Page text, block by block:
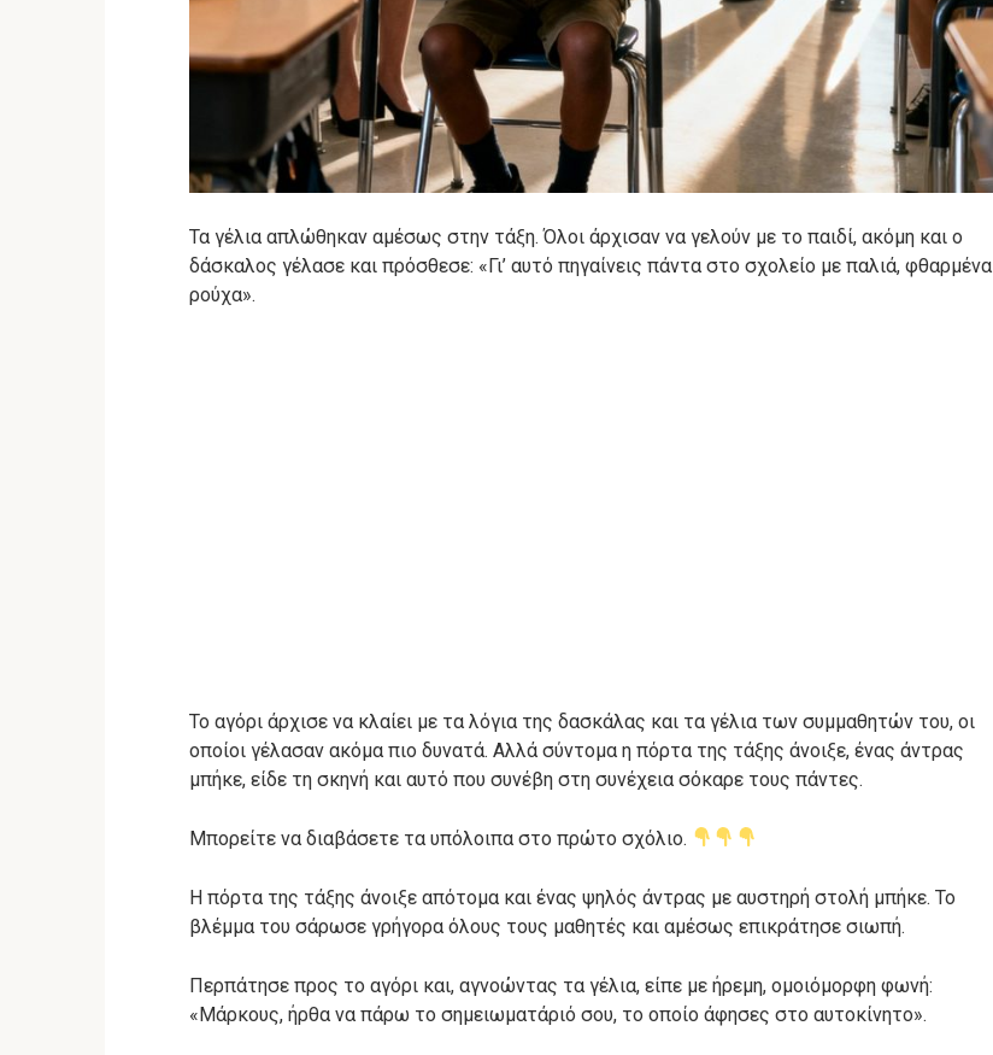
Τα γέλια απλώθηκαν αμέσως στην τάξη. Όλοι άρχισαν να γελούν με το παιδί, ακόμη και ο
δάσκαλος γέλασε και πρόσθεσε: «Γι’ αυτό πηγαίνεις πάντα στο σχολείο με παλιά, φθαρμένα
ρούχα».
Το αγόρι άρχισε να κλαίει με τα λόγια της δασκάλας και τα γέλια των συμμαθητών του, οι
οποίοι γέλασαν ακόμα πιο δυνατά. Αλλά σύντομα η πόρτα της τάξης άνοιξε, ένας άντρας
μπήκε, είδε τη σκηνή και αυτό που συνέβη στη συνέχεια σόκαρε τους πάντες.
Μπορείτε να διαβάσετε τα υπόλοιπα στο πρώτο σχόλιο.
Η πόρτα της τάξης άνοιξε απότομα και ένας ψηλός άντρας με αυστηρή στολή μπήκε. Το
βλέμμα του σάρωσε γρήγορα όλους τους μαθητές και αμέσως επικράτησε σιωπή.
Περπάτησε προς το αγόρι και, αγνοώντας τα γέλια, είπε με ήρεμη, ομοιόμορφη φωνή:
«Μάρκους, ήρθα να πάρω το σημειωματάριό σου, το οποίο άφησες στο αυτοκίνητο».